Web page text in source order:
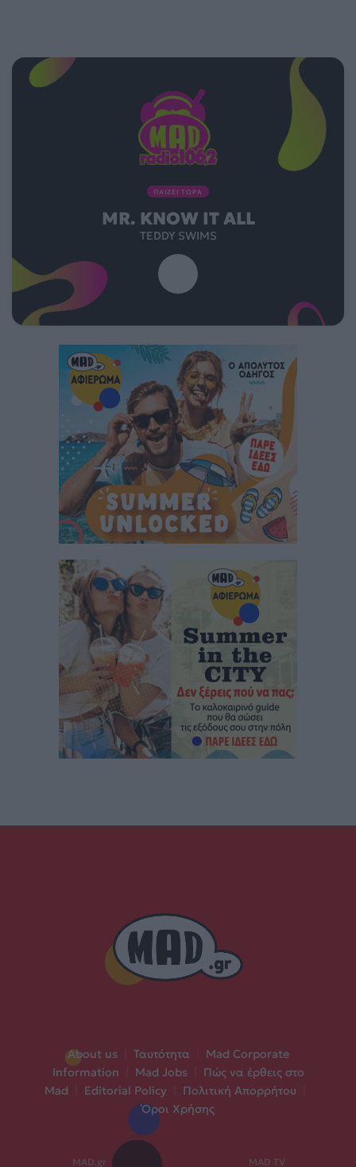
ΠΑΙΖΕΙ ΤΩΡΑ
MR. KNOW IT ALL
TEDDY SWIMS
About us Ταυτότητα
Mad Corporate
Information
Mad Jobs
Πώς να έρθεις στο
Mad
Editorial Policy Πολιτική Απορρήτου
Όροι Χρήσης
MAD.gr MAD TV